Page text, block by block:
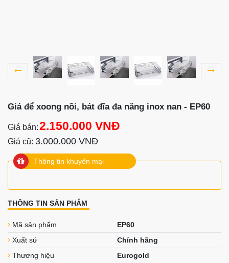
Giá để xoong nồi, bát đĩa đa năng inox nan - EP60
Giá bán:2.150.000 VNĐ
Giá cũ: 3.000.000 VNĐ
Thông tin khuyến mại
THÔNG TIN SẢN PHẨM
Mã sản phẩm
EP60
Xuất sứ
Chính hãng
Thương hiệu
Eurogold